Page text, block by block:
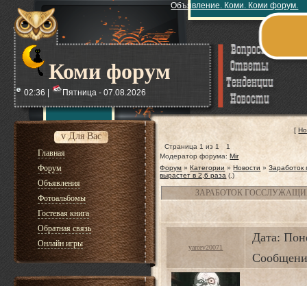
Коми форум
Объявление. Коми. Коми форум.
02:36 | Пятница - 07.08.2026
v Для Вас
Главная
Форум
Объявления
Фотоальбомы
Гостевая книга
Обратная связь
Онлайн игры
[
Страница 1 из 1
1
Модератор форума:Mir
Форум » Категории » Новости » Заработок
вырастет в 2,6 раза (.)
ЗАРАБОТОК
yarcev20071
Дата: